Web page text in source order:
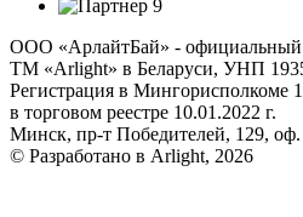
ООО «АрлайтБай» - официальный
ТМ «Arlight» в Беларуси, УНП
Регистрация в Мингорисполкоме
в торговом реестре 10.01.2022 г.
Минск, пр-т Победителей, 129, оф.
© Разработано в Arlight, 2026